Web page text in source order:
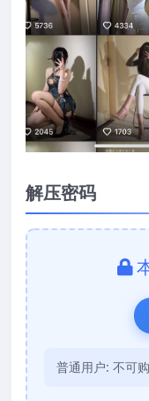
解压密码
普通用户: 不可